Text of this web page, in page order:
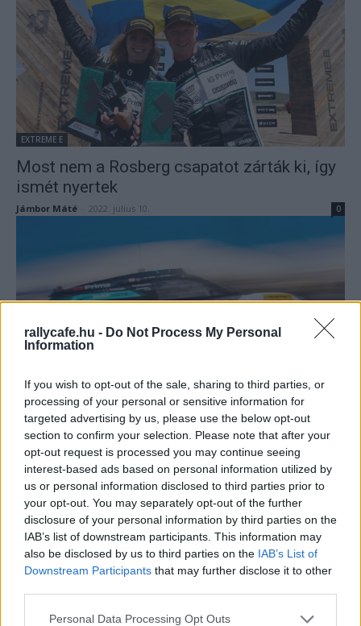
rallycafe.hu - Do Not Process My Personal
Information
If you wish to opt-out of the sale, sharing to third parties, or
processing of your personal or sensitive information for
targeted advertising by us, please use the below opt-out
section to confirm your selection. Please note that after your
opt-out request is processed you may continue seeing
interest-based ads based on personal information utilized by
us or personal information disclosed to third parties prior to
your opt-out. You may separately opt-out of the further
disclosure of your personal information by third parties on the
IAB’s list of downstream participants. This information may
also be disclosed by us to third parties on the IAB’s List of
Downstream Participants that may further disclose it to other
Please note that this website/app uses one or more Google
Personal Data Processing Opt Outs
EXTREME E
Most nem a Rosberg csapatot zárták ki, így
ismét nyertek
Jámbor Máté 2022. július 10. 0
A Rosberg másodjára is uralta az időmérőt
Jámbor Máté - 2022. július 9.
Nemes gesztussal békült ki Sainz és Al-